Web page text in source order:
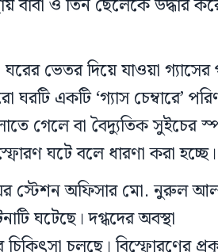
ও তিন ছেলেকে উদ্ধার
ভেতর দিয়ে যাওয়া
একটি ‘গ্যাস চেম্বারে’
গেলে বা বৈদ্যুতিক সুইচের
ঘটে বলে ধারণা করা হচ্ছে।
স্টেশন অফিসার মো. নুরুল
ঘটেছে। দগ্ধদের অবস্থা